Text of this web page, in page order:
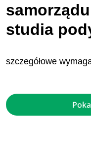
studia
szczegółowe